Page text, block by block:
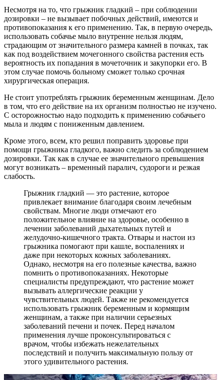
Несмотря на то, что грыжник гладкий – при соблюдении
дозировки – не вызывает побочных действий, имеются и
противопоказания к его применению. Так, в первую очередь,
использовать собачье мыло внутренне нельзя людям,
страдающим от значительного размера камней в почках, так
как под воздействием мочегонного свойства растения есть
вероятность их попадания в мочеточник и закупорки его. В
этом случае помочь больному сможет только срочная
хирургическая операция.
Не стоит употреблять грыжник беременным женщинам. Дело
в том, что его действие на их организм полностью не изучено.
С осторожностью надо подходить к применению собачьего
мыла и людям с пониженным давлением.
Кроме этого, всем, кто решил поправить здоровье при
помощи грыжника гладкого, важно следить за соблюдением
дозировки. Так как в случае ее значительного превышения
могут возникать – временный паралич, судороги и резкая
слабость.
Грыжник гладкий — это растение, которое
привлекает внимание благодаря своим лечебным
свойствам. Многие люди отмечают его
положительное влияние на здоровье, особенно в
лечении заболеваний дыхательных путей и
желудочно-кишечного тракта. Отвары и настои из
грыжника помогают при кашле, воспалениях и
даже при некоторых кожных заболеваниях.
Однако, несмотря на его полезные качества, важно
помнить о противопоказаниях. Некоторые
специалисты предупреждают, что растение может
вызывать аллергические реакции у
чувствительных людей. Также не рекомендуется
использовать грыжник беременным и кормящим
женщинам, а также при наличии серьезных
заболеваний печени и почек. Перед началом
применения лучше проконсультироваться с
врачом, чтобы избежать нежелательных
последствий и получить максимальную пользу от
этого удивительного растения.